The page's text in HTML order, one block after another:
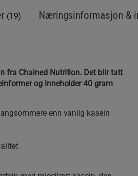
(19) Næringsinformasjon &
fra Chained Nutrition. Det blir tatt
og inneholder 40 gram
enn vanlig kasein